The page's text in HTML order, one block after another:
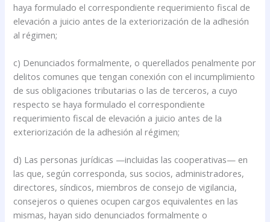
haya formulado el correspondiente requerimiento fiscal de
elevación a juicio antes de la exteriorización de la adhesión
al régimen;
c) Denunciados formalmente, o querellados penalmente por
delitos comunes que tengan conexión con el incumplimiento
de sus obligaciones tributarias o las de terceros, a cuyo
respecto se haya formulado el correspondiente
requerimiento fiscal de elevación a juicio antes de la
exteriorización de la adhesión al régimen;
d) Las personas jurídicas —incluidas las cooperativas— en
las que, según corresponda, sus socios, administradores,
directores, síndicos, miembros de consejo de vigilancia,
consejeros o quienes ocupen cargos equivalentes en las
mismas, hayan sido denunciados formalmente o